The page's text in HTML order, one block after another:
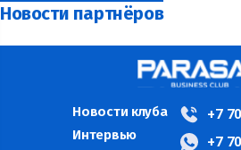
Новости партнёров
Новости клуба
Интервью
+7
+7